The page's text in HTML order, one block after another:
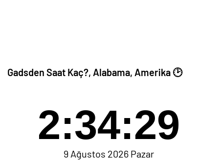
Gadsden Saat Kaç?, Alabama, Amerika 🕑
2:34:29
9 Ağustos 2026 Pazar